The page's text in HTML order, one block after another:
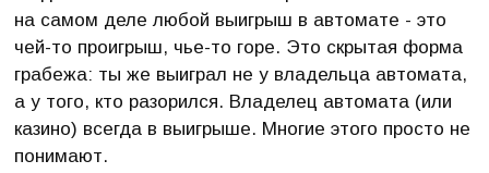
на самом деле любой выигрыш в автомате - это
чей-то проигрыш, чье-то горе. Это скрытая форма
грабежа: ты же выиграл не у владельца автомата,
а у того, кто разорился. Владелец автомата (или
казино) всегда в выигрыше. Многие этого просто не
понимают.